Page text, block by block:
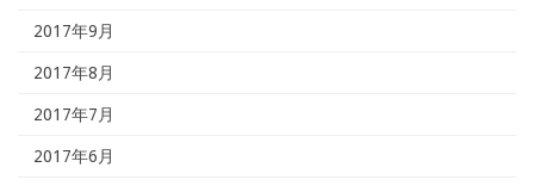
2017年9月
2017年8月
2017年7月
2017年6月